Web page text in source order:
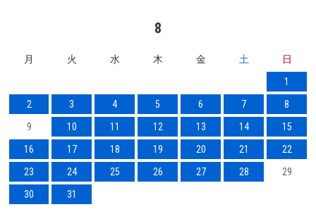
8
月 火 水 木 金 土
日
1
2
3 4 5 6 7
8
9
10 11 12 13 14
15
16
17 18 19 20 21
22
23
24 25 26 27 28
29
30
31